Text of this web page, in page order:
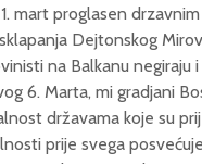
mart proglasen
Dejtonskog
na Balkanu negiraju
6. Marta, mi gradjani
državama koje su
prije svega